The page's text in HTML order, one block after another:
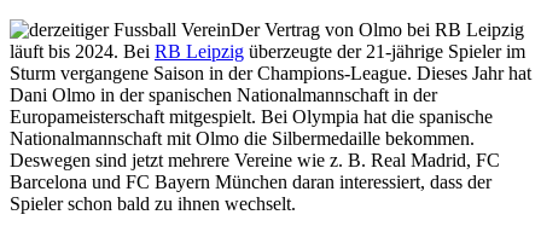
Der Vertrag von Olmo bei RB Leipzig
läuft bis 2024. Bei RB Leipzig überzeugte der 21-jährige Spieler im
Sturm vergangene Saison in der Champions-League. Dieses Jahr hat
Dani Olmo in der spanischen Nationalmannschaft in der
Europameisterschaft mitgespielt. Bei Olympia hat die spanische
Nationalmannschaft mit Olmo die Silbermedaille bekommen.
Deswegen sind jetzt mehrere Vereine wie z. B. Real Madrid, FC
Barcelona und FC Bayern München daran interessiert, dass der
Spieler schon bald zu ihnen wechselt.